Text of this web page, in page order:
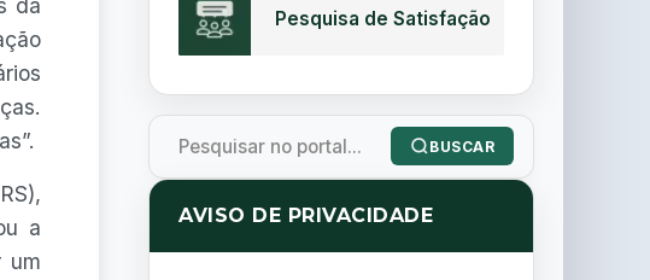
da
a
um
Pesquisa de Satisfação
BUSCAR
AVISO DE PRIVACIDADE